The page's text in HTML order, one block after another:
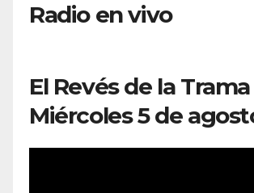
Radio en vivo
El Revés de la Trama
Miércoles 5 de